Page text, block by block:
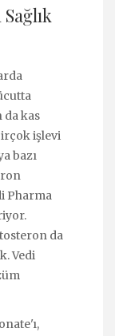
da kas
işlevi
bazı
Pharma
da
Vedi